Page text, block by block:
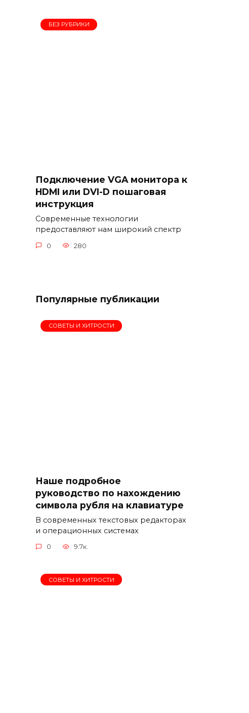
БЕЗ РУБРИКИ
Подключение VGA монитора к
HDMI или DVI-D пошаговая
инструкция
Современные технологии
предоставляют нам широкий спектр
0 280
Популярные публикации
СОВЕТЫ И ХИТРОСТИ
Наше подробное
руководство по нахождению
символа рубля на клавиатуре
В современных текстовых редакторах
и операционных системах
0 9.7к.
СОВЕТЫ И ХИТРОСТИ